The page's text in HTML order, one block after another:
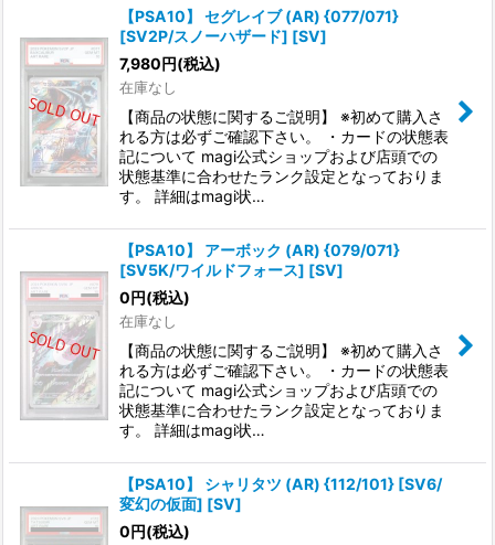
【PSA10】 セグレイブ (AR) {077/071}
[SV2P/スノーハザード] [SV]
7,980円(税込)
在庫なし
【商品の状態に関するご説明】 ※初めて購入さ
れる方は必ずご確認下さい。 ・カードの状態表
記について magi公式ショップおよび店頭での
状態基準に合わせたランク設定となっておりま
す。 詳細はmagi状…
【PSA10】 アーボック (AR) {079/071}
[SV5K/ワイルドフォース] [SV]
0円(税込)
在庫なし
【商品の状態に関するご説明】 ※初めて購入さ
れる方は必ずご確認下さい。 ・カードの状態表
記について magi公式ショップおよび店頭での
状態基準に合わせたランク設定となっておりま
す。 詳細はmagi状…
【PSA10】 シャリタツ (AR) {112/101} [SV6/
変幻の仮面] [SV]
0円(税込)